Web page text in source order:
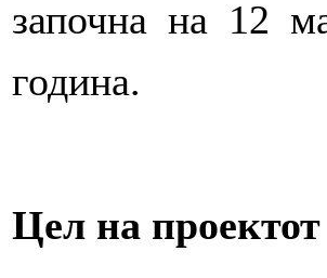
започна на 12
година.
Цел на проектот